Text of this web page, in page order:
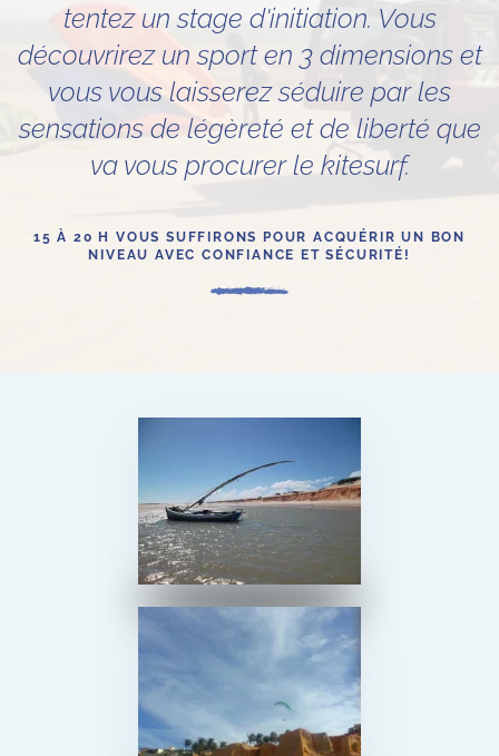
tentez un stage d'initiation. Vous
découvrirez un sport en 3 dimensions et
vous vous laisserez séduire par les
sensations de légèreté et de liberté que
va vous procurer le kitesurf.
15 À 20 H VOUS SUFFIRONS POUR ACQUÉRIR UN BON
NIVEAU AVEC CONFIANCE ET SÉCURITÉ!